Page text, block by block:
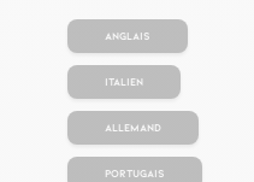
Anglais
Italien
Allemand
Portugais